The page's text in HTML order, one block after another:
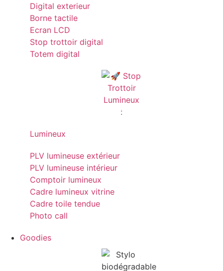
Digital exterieur
Borne tactile
Ecran LCD
Stop trottoir digital
Totem digital
Lumineux
PLV lumineuse extérieur
PLV lumineuse intérieur
Comptoir lumineux
Cadre lumineux vitrine
Cadre toile tendue
Photo call
Goodies